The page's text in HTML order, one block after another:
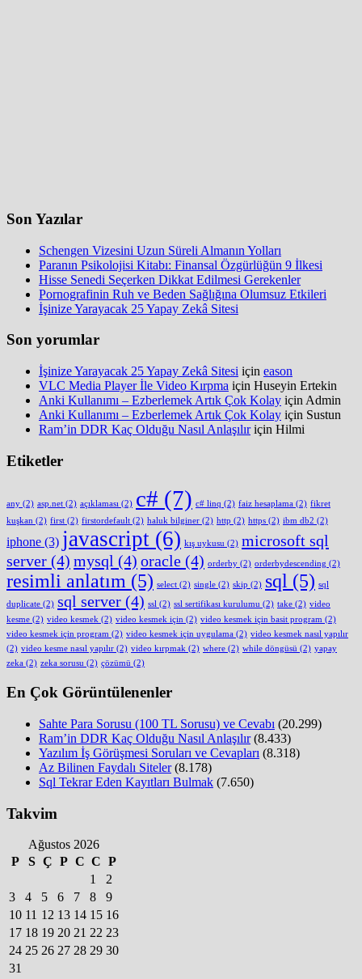
Son Yazılar
Schengen Vizesini Uzun Süreli Almanın Yolları
Paranın Psikolojisi Kitabı: Finansal Özgürlüğün 9 İlkesi
Hisse Senedi Seçerken Dikkat Edilmesi Gerekenler
Pornografinin Ruh ve Beden Sağlığına Olumsuz Etkileri
İşinize Yarayacak 25 Yapay Zekâ Sitesi
Son yorumlar
İşinize Yarayacak 25 Yapay Zekâ Sitesi için eason
VLC Media Player İle Video Kırpma için Huseyin Ertekin
Anki Kullanımı – Ezberlemek Artık Çok Kolay için Admin
Anki Kullanımı – Ezberlemek Artık Çok Kolay için Sustun
Ram’in DDR Kaç Olduğu Nasıl Anlaşılıriçin Hilmi
Etiketler
any (2) asp.net (2) açıklaması (2) c# (7) c# linq (2) faiz hesaplama (2) fikret
kuşkan (2) first (2) firstordefault (2) haluk bilginer (2) http (2) https (2) ibm db2 (2)
iphone (3) javascript (6) kış uykusu (2) microsoft sql
server (4) mysql (4) oracle (4) orderby (2) orderbydescending (2)
resimli anlatım (5) select (2) single (2) skip (2) sql (5) sql
duplicate (2) sql server (4) ssl (2) ssl sertifikası kurulumu (2) take (2) video
kesme (2) video kesmek (2) video kesmek için (2) video kesmek için basit program (2)
video kesmek için program (2) video kesmek için uygulama (2) video kesmek nasıl yapılır
(2) video kesme nasıl yapılır (2) video kırpmak (2) where (2) while döngüsü (2) yapay
zeka (2) zeka sorusu (2) çözümü (2)
En Çok Görüntülenenler
Sahte Para Sorusu (100 TL Sorusu) ve Cevabı (20.299)
Ram’in DDR Kaç Olduğu Nasıl Anlaşılır (8.433)
Yazılım İş Görüşmesi Soruları ve Cevapları (8.318)
Az Bilinen Faydalı Siteler (8.178)
Sql Tekrar Eden Kayıtları Bulmak (7.650)
Takvim
Ağustos 2026
P
S Ç P C C P
1
2
3
4 5 6 7 8
9
10 11 12 13 14 15 16
17 18 19 20 21 22 23
24 25 26 27 28 29 30
31